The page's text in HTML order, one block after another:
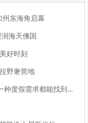
东海角启幕
海天佛国
好时刻
野奢营地
这个夏天，Club Med地中海俱乐部让每一种度假需求都能找到回音